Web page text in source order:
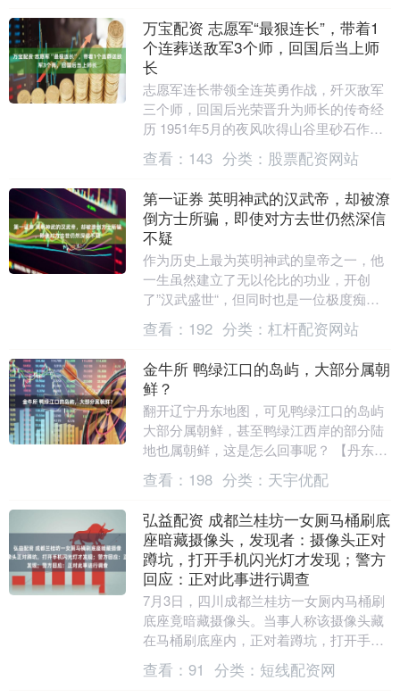
万宝配资 志愿军“最狠连长”，带着1
个连葬送敌军3个师，回国后当上师
长
志愿军连长带领全连英勇作战，歼灭敌军
三个师，回国后光荣晋升为师长的传奇经
历 1951年5月的夜风吹得山谷里砂石作
响，五马峙隘口只剩手电光一闪一闪。“地
图再递过来....
查看： 143 分类： 股票配资网站
第一证券 英明神武的汉武帝，却被潦
倒方士所骗，即使对方去世仍然深信
不疑
作为历史上最为英明神武的皇帝之一，他
一生虽然建立了无以伦比的功业，开创
了”汉武盛世“，但同时也是一位极度痴迷
长生之术的帝王。即位之初，便有穷困潦
倒的术士李少君，....
查看： 192 分类： 杠杆配资网站
金牛所 鸭绿江口的岛屿，大部分属朝
鲜？
翻开辽宁丹东地图，可见鸭绿江口的岛屿
大部分属朝鲜，甚至鸭绿江西岸的部分陆
地也属朝鲜，这是怎么回事呢？ 【丹东】
丹东市位于辽宁省东南部，鸭绿江西北
岸，与朝鲜新义....
查看： 198 分类： 天宇优配
弘益配资 成都兰桂坊一女厕马桶刷底
座暗藏摄像头，发现者：摄像头正对
蹲坑，打开手机闪光灯才发现；警方
回应：正对此事进行调查
7月3日，四川成都兰桂坊一女厕内马桶刷
底座竟暗藏摄像头。当事人称该摄像头藏
在马桶刷底座内，正对着蹲坑，打开手机
闪光灯才发现，随后又对其他几个隔间检
查，都发现了同....
查看： 91 分类： 短线配资网